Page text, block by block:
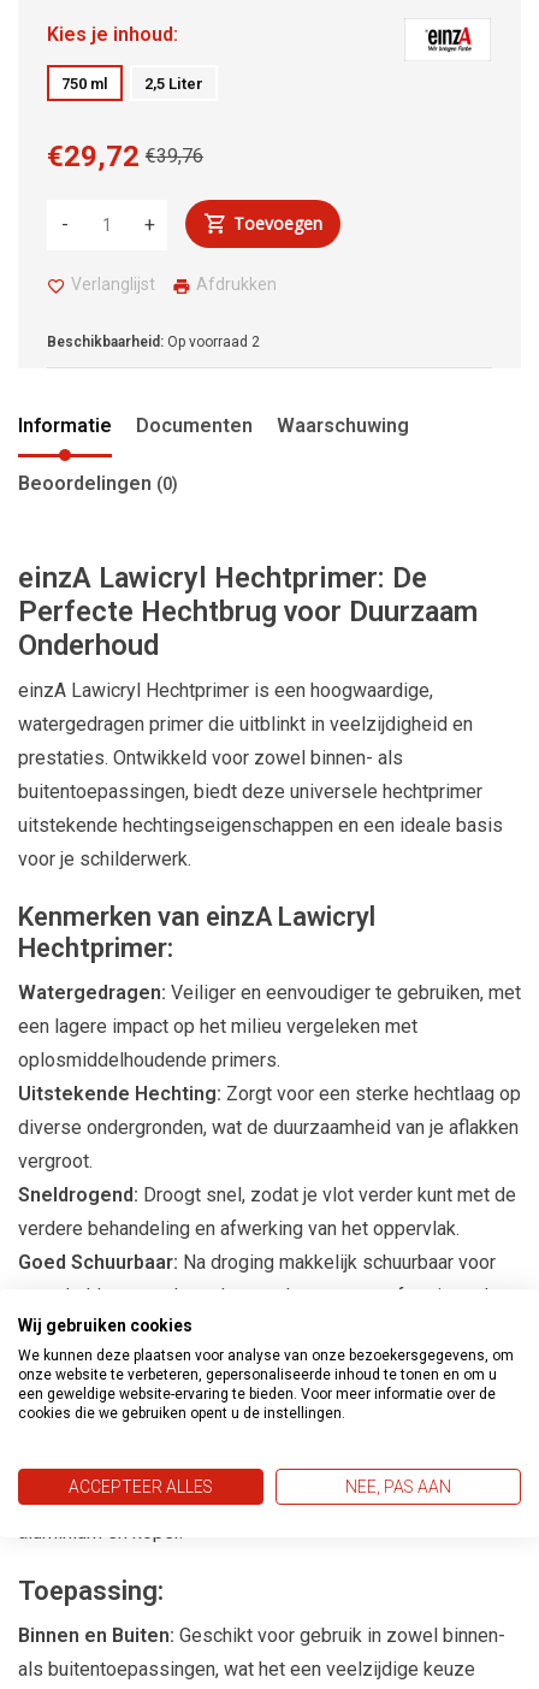
Kies je inhoud:
750 ml 2,5 Liter
€39,76
€29,72
+
- Toevoegen
Verlanglijst Afdrukken
Beschikbaarheid: Op voorraad 2
Informatie Documenten Waarschuwing
Beoordelingen (0)
einzA Lawicryl Hechtprimer: De
Perfecte Hechtbrug voor Duurzaam
Onderhoud
einzA Lawicryl Hechtprimer is een hoogwaardige,
watergedragen primer die uitblinkt in veelzijdigheid en
prestaties. Ontwikkeld voor zowel binnen- als
buitentoepassingen, biedt deze universele hechtprimer
uitstekende hechtingseigenschappen en een ideale basis
voor je schilderwerk.
Kenmerken van einzA Lawicryl
Hechtprimer:
Watergedragen: Veiliger en eenvoudiger te gebruiken, met
een lagere impact op het milieu vergeleken met
oplosmiddelhoudende primers.
Uitstekende Hechting: Zorgt voor een sterke hechtlaag op
diverse ondergronden, wat de duurzaamheid van je aflakken
vergroot.
Sneldrogend: Droogt snel, zodat je vlot verder kunt met de
verdere behandeling en afwerking van het oppervlak.
Goed Schuurbaar: Na droging makkelijk schuurbaar voor
een gladde en egale ondergrond, wat een professioneel
resultaat bevordert.
Overschilderbaar:Geschikt om te worden overschilderd
met zowel watergedragen als oplosmiddelhoudende
Geschikt Voor:Diverse ondergronden zoals hout, hard-
PVC, zink, verzinkt staal en andere niet-ferro metalen zoals
aluminium en koper.
Toepassing:
Binnen en Buiten: Geschikt voor gebruik in zowel binnen-
als buitentoepassingen, wat het een veelzijdige keuze
Wij gebruiken cookies
We kunnen deze plaatsen voor analyse van onze bezoekersgegevens, om
onze website te verbeteren, gepersonaliseerde inhoud te tonen en om u
een geweldige website-ervaring te bieden. Voor meer informatie over de
cookies die we gebruiken opent u de instellingen.
ACCEPTEER ALLES NEE, PAS AAN